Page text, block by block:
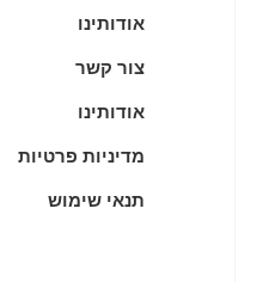
אודותינו
צור קשר
אודותינו
מדיניות פרטיות
תנאי שימוש